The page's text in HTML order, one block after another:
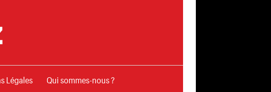
Légales Qui sommes-nous ?